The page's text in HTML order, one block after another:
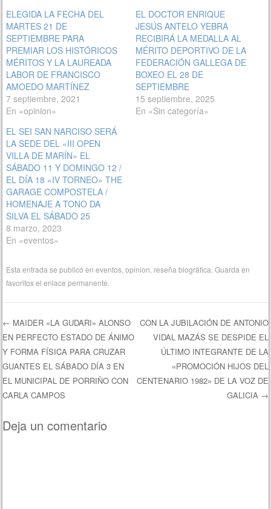
ELEGIDA LA FECHA DEL
MARTES 21 DE
SEPTIEMBRE PARA
PREMIAR LOS HISTÓRICOS
MÉRITOS Y LA LAUREADA
LABOR DE FRANCISCO
AMOEDO MARTÍNEZ
7 septiembre, 2021
En «opinion»
EL DOCTOR ENRIQUE
JESÚS ANTELO YEBRA
RECIBIRÁ LA MEDALLA AL
MÉRITO DEPORTIVO DE LA
FEDERACIÓN GALLEGA DE
BOXEO EL 28 DE
SEPTIEMBRE
15 septiembre, 2025
En «Sin categoría»
EL SEI SAN NARCISO SERÁ
LA SEDE DEL «III OPEN
VILLA DE MARÍN» EL
SÁBADO 11 Y DOMINGO 12 /
EL DÍA 18 «IV TORNEO» THE
GARAGE COMPOSTELA /
HOMENAJE A TONO DA
SILVA EL SÁBADO 25
8 marzo, 2023
En «eventos»
Esta entrada se publicó eneventos ,opinion reseña biográfica . Guarda en
favoritos elenlace permanente
Navegación de entradas
← MAIDER «LA GUDARI» ALONSO
EN PERFECTO ESTADO DE ÁNIMO
Y FORMA FÍSICA PARA CRUZAR
GUANTES EL SÁBADO DÍA 3 EN
EL MUNICIPAL DE PORRIÑO CON
CARLA CAMPOS
CON LA JUBILACIÓN DE ANTONIO
VIDAL MAZÁS SE DESPIDE EL
ÚLTIMO INTEGRANTE DE LA
«PROMOCIÓN HIJOS DEL
CENTENARIO 1982» DE LA VOZ DE
GALICIA →
Deja un comentario